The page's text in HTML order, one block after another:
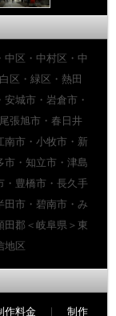
中区・中村区・中
区・緑区・熱田
城市・岩倉市・
張旭市・春日井
南市・小牧市・新
市・知立市・津島
・豊橋市・長久手
田市・碧南市・み
田郡＜岐阜県＞東
地区
作料金｜ 制作